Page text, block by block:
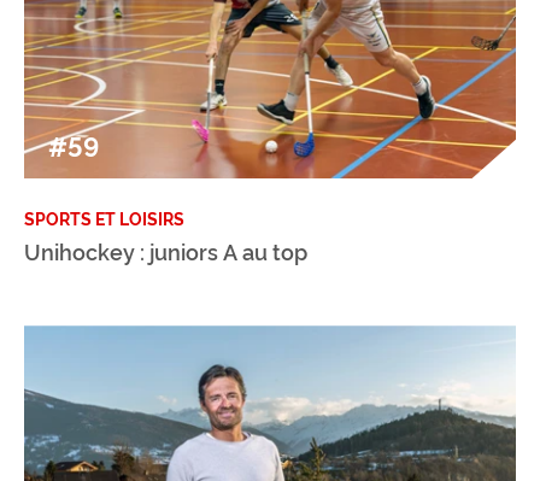
#59
SPORTS ET LOISIRS
Unihockey : juniors A au top